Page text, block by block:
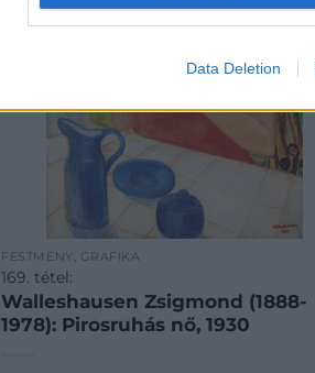
Data Deletion
FESTMÉNY, GRAFIKA
169. tétel:
Walleshausen Zsigmond (1888-
1978): Pirosruhás nő, 1930